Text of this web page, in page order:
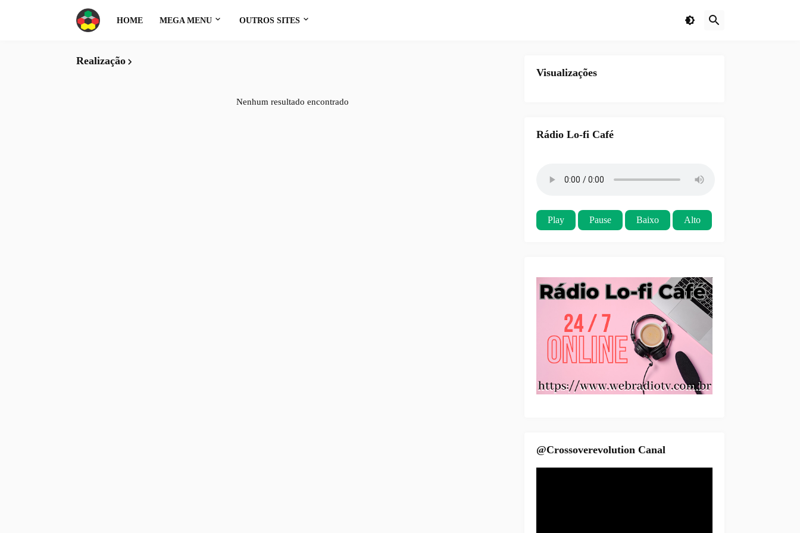
HOME MEGA MENU OUTROS SITES
Realização
Nenhum resultado encontrado
Visualizações
Rádio Lo-fi Café
Play Pause Baixo Alto
@Crossoverevolution Canal